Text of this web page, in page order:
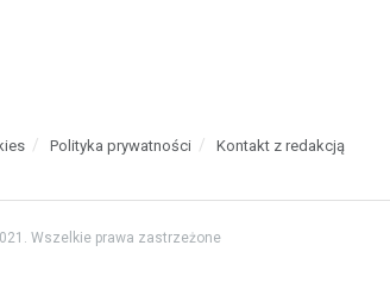
Polityka prywatności Kontakt z redakcją
Wszelkie prawa zastrzeżone